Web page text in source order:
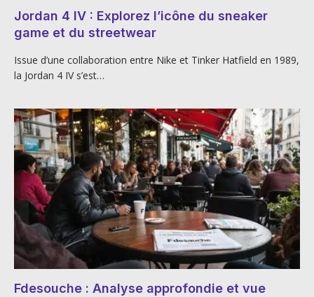
Jordan 4 IV : Explorez l’icône du sneaker
game et du streetwear
Issue d’une collaboration entre Nike et Tinker Hatfield en 1989,
la Jordan 4 IV s’est…
Fdesouche : Analyse approfondie et vue